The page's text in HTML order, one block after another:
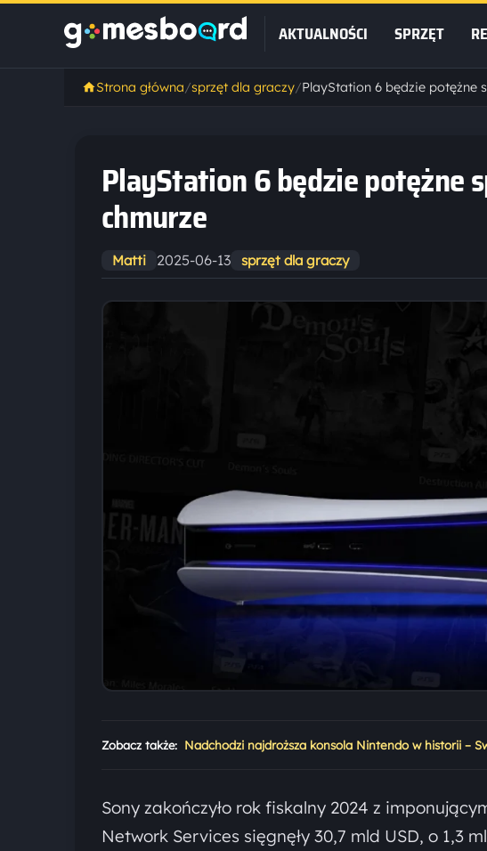
AKTUALNOŚCI SPRZĘT
Strona główna/sprzęt dla graczy/
PlayStation 6 będzie potężne
chmurze
Matti 2025-06-13 sprzęt dla graczy
Zobacz także: Nadchodzi najdroższa konsola Nintendo w historii –
Sony zakończyło rok fiskalny 2024 z
Network Services sięgnęły 30,7 mld USD, o 1,3